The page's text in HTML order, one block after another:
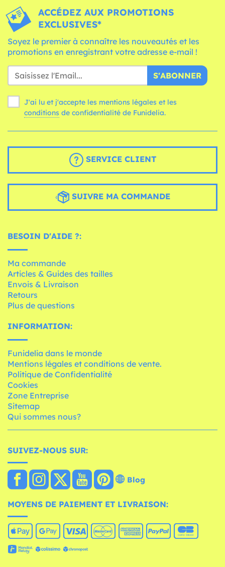
ACCÉDEZ AUX PROMOTIONS
EXCLUSIVES*
Soyez le premier à connaître les nouveautés et les
promotions en enregistrant votre adresse e-mail !
S'ABONNER
J'ai lu et j'accepte les mentions légales et les
conditions de confidentialité de Funidelia.
SERVICE CLIENT
SUIVRE MA COMMANDE
BESOIN D'AIDE ?:
Ma commande
Articles & Guides des tailles
Envois & Livraison
Retours
Plus de questions
INFORMATION:
Funidelia dans le monde
Mentions légales et conditions de vente.
Politique de Confidentialité
Cookies
Zone Entreprise
Sitemap
Qui sommes nous?
SUIVEZ-NOUS SUR:
Blog
MOYENS DE PAIEMENT ET LIVRAISON: